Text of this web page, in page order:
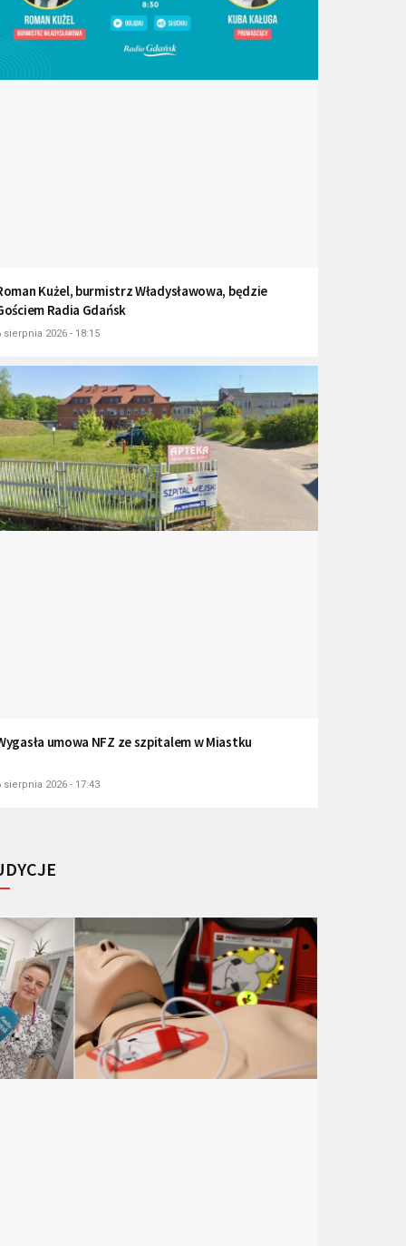
Kużel, burmistrz Władysławowa, będzie
Radia Gdańsk
sierpnia 2026 - 18:15
umowa NFZ ze szpitalem w Miastku
sierpnia 2026 - 17:43